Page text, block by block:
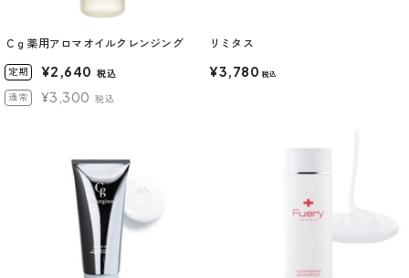
Ｃｇ薬用アロマオイルクレンジング
定期 ¥2,640 税込
通常 ¥3,300 税込
リミタス
¥3,780税込